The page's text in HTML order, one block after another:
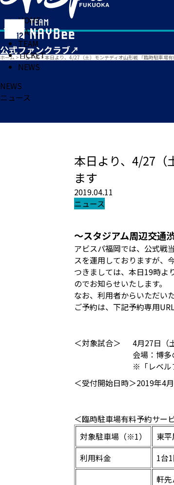
HOME
MATCH
TEAM
TICKET
NEWS
ホーム > ニュース> 本日より、4/27（土）モンテディオ山形戦 「臨時駐車場
NEWS
ニュース
本日より、4/27（
ます
2019.04.11
ニュース
～スタジアム周辺交通
アビスパ福岡では、公式戦
スを運用しておりますが、
つきましては、本日19時よ
のでお知らせいたします。
なお、利用者からいただい
ご予約は、下記予約専用
＜対象試合＞
4月27日（
会場：博
※「レベル
＜受付開始日時＞2019年4
＜臨時駐車場有料予約サ
対象駐車場（※1）
東
利用料金
1台
軒